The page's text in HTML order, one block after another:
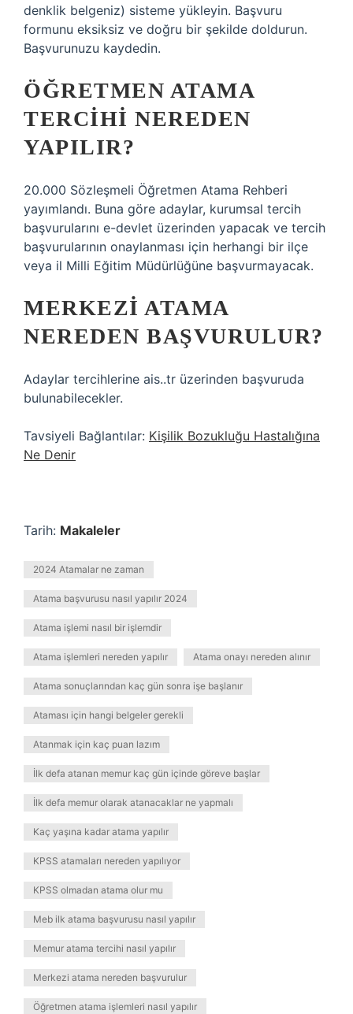
denklik belgeniz) sisteme yükleyin. Başvuru
formunu eksiksiz ve doğru bir şekilde doldurun.
Başvurunuzu kaydedin.
ÖĞRETMEN ATAMA
TERCIHI NEREDEN
YAPILIR?
20.000 Sözleşmeli Öğretmen Atama Rehberi
yayımlandı. Buna göre adaylar, kurumsal tercih
başvurularını e-devlet üzerinden yapacak ve tercih
başvurularının onaylanması için herhangi bir ilçe
veya il Milli Eğitim Müdürlüğüne başvurmayacak.
MERKEZI ATAMA
NEREDEN BAŞVURULUR?
Adaylar tercihlerine ais..tr üzerinden başvuruda
bulunabilecekler.
Tavsiyeli Bağlantılar: Kişilik Bozukluğu Hastalığına
Ne Denir
Tarih: Makaleler
2024 Atamalar ne zaman
Atama başvurusu nasıl yapılır 2024
Atama işlemi nasıl bir işlemdir
Atama işlemleri nereden yapılır Atama onayı nereden alınır
Atama sonuçlarından kaç gün sonra işe başlanır
Ataması için hangi belgeler gerekli
Atanmak için kaç puan lazım
İlk defa atanan memur kaç gün içinde göreve başlar
İlk defa memur olarak atanacaklar ne yapmalı
Kaç yaşına kadar atama yapılır
KPSS atamaları nereden yapılıyor
KPSS olmadan atama olur mu
Meb ilk atama başvurusu nasıl yapılır
Memur atama tercihi nasıl yapılır
Merkezi atama nereden başvurulur
Öğretmen atama işlemleri nasıl yapılır